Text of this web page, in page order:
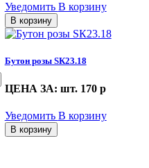
Уведомить В корзину
В корзину
Бутон розы SК23.18
ЦЕНА ЗА: шт. 170 p
Уведомить В корзину
В корзину